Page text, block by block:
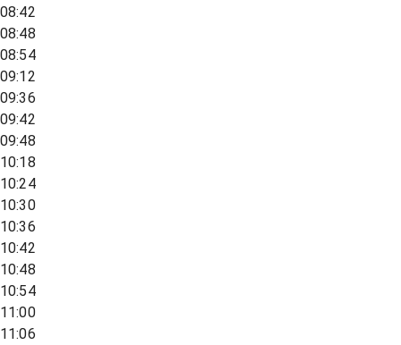
08:42
08:48
08:54
09:12
09:36
09:42
09:48
10:18
10:24
10:30
10:36
10:42
10:48
10:54
11:00
11:06